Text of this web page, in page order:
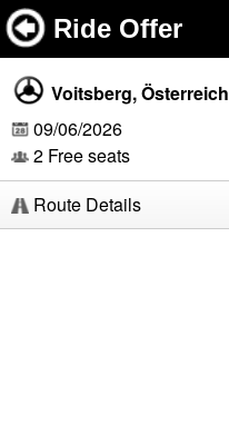
Ride Offer
Voitsberg, Österreich
09/06/2026
2 Free seats
Route Details